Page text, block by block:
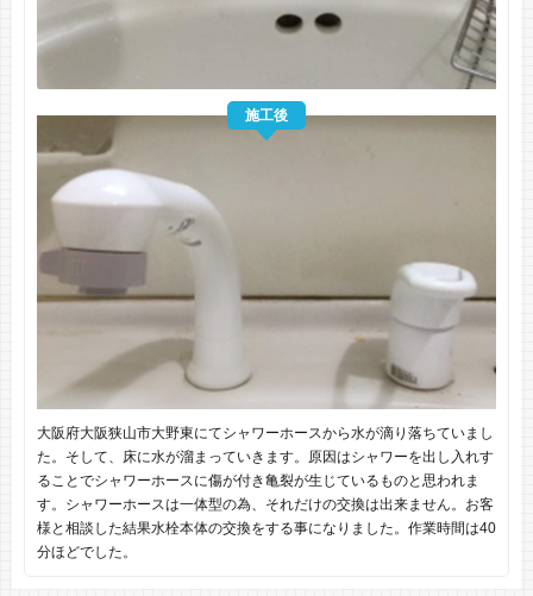
施工後
大阪府大阪狭山市大野東にてシャワーホースから水が滴り落ちていまし
た。そして、床に水が溜まっていきます。原因はシャワーを出し入れす
ることでシャワーホースに傷が付き亀裂が生じているものと思われま
す。シャワーホースは一体型の為、それだけの交換は出来ません。お客
様と相談した結果水栓本体の交換をする事になりました。作業時間は40
分ほどでした。